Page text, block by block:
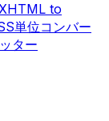
HTML to
単位コンバー
ター